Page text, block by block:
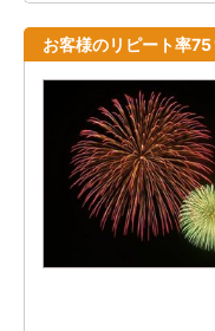
お客様のリピート率